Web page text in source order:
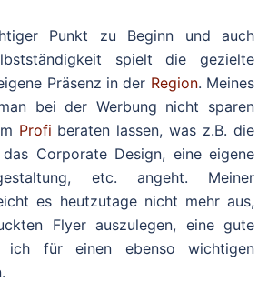
Punkt zu Beginn und auch
spielt die gezielte
Präsenz in der Region. Meines
bei der Werbung nicht sparen
Profi beraten lassen, was z.B. die
Corporate Design, eine eigene
etc. angeht. Meiner
es heutzutage nicht mehr aus,
Flyer auszulegen, eine gute
ich für einen ebenso wichtigen